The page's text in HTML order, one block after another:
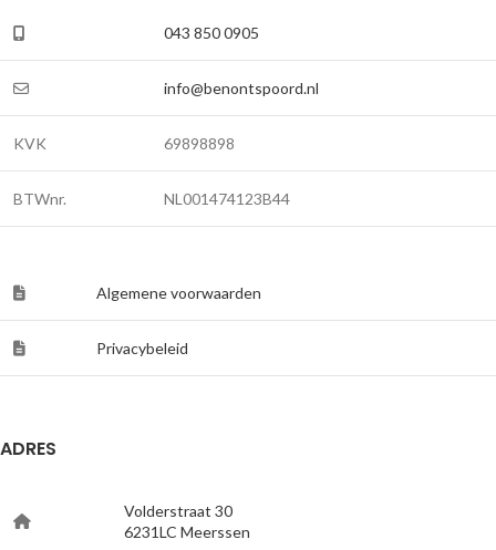
043 850 0905
info@benontspoord.nl
KVK 69898898
BTWnr. NL001474123B44
Algemene voorwaarden
Privacybeleid
ADRES
Volderstraat 30
6231LC Meerssen